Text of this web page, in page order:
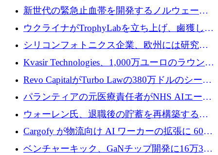
億ユーロの防衛および二重用途成長基金EDM
を開始、ヨーロッパのシリコンフォトニクス
に警告
新世代の緊急止血帯を開発するノルウェーの
スタートアップ企業を紹介する
ウクライナがTrophyLabを立ち上げ、鹵獲した
ロシア兵器を戦場の研究開発プラットフォー
ムに変える
シリコンフォトニクス企業、欧州には研究を
商業的に成功させるためのインフラが不足し
Kvasir Technologies、1,000万ユーロのラウンド
で成長を促進
Revo CapitalがTurbo Lawの380万ドルのシード
ラウンドを主導し、訴訟プラットフォームを
パランティアの元医療責任者がNHS AIエージ
ェントの立ち上げに1,000万ポンドを調達
ウォーレン氏、退職後の貯蓄を再構築するた
めに1,000万ユーロを調達
Cargofy が物流向け AI ワーカーの拡張に 600
万ドルを獲得
ベンチャーキック、GaNチップ開発に16万3千